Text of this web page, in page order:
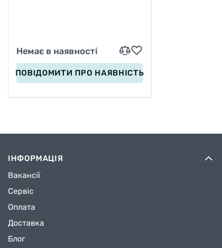
Немає в наявності
ПОВІДОМИТИ ПРО НАЯВНІСТЬ
ІНФОРМАЦІЯ
Вакансії
Сервіс
Оплата
Доставка
Блог